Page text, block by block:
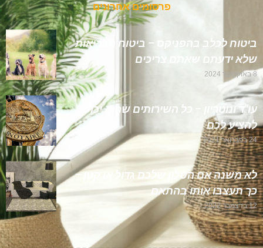
פרסומים אחרונים
ביטוח לכלב בהפניקס – ביטוח הבריאות
שלא ידעתם שאתם צריכים
8 באוקטובר 2024
עו"ד ונוטריון – כל השירותים שהוא יכול
להציע לכם
24 בפברואר 2021
לא משנה אם הסלון שלכם גדול או קטן –
כך תעצבו אותו בהתאם
12 בדצמבר 2022